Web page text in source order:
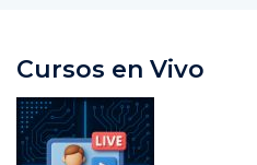
Cursos en Vivo